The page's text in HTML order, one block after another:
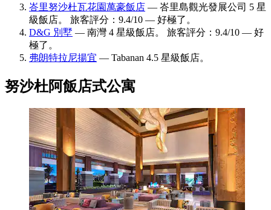
峇里努沙杜瓦花園萬豪飯店 — 峇里島觀光發展公司 5 星
級飯店。 旅客評分：9.4/10 — 好極了。
D&G 別墅 — 南灣 4 星級飯店。 旅客評分：9.4/10 — 好
極了。
弗朗特拉尼揚宜 — Tabanan 4.5 星級飯店。
努沙杜阿飯店式公寓